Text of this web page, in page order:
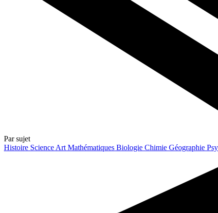
Par sujet
Histoire Science Art Mathématiques Biologie Chimie Géographie